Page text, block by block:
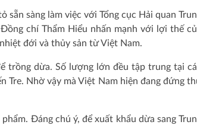
sàng làm việc với Tổng cục Hải quan
chí Thẩm Hiểu nhấn mạnh với lợi thế
đới và thủy sản từ Việt Nam.
trồng dừa. Số lượng lớn đều tập trung tại
Tre. Nhờ vậy mà Việt Nam hiện đang đứng
Đáng chú ý, để xuất khẩu dừa sang